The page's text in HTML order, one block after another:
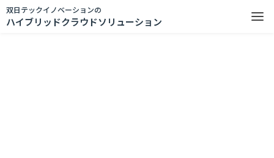
双日テックイノベーションの
ハイブリッドクラウドソリューション